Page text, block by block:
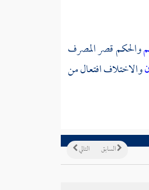
والحكم قصر المصرف
والاختلاف افتعال من
التالي السابق